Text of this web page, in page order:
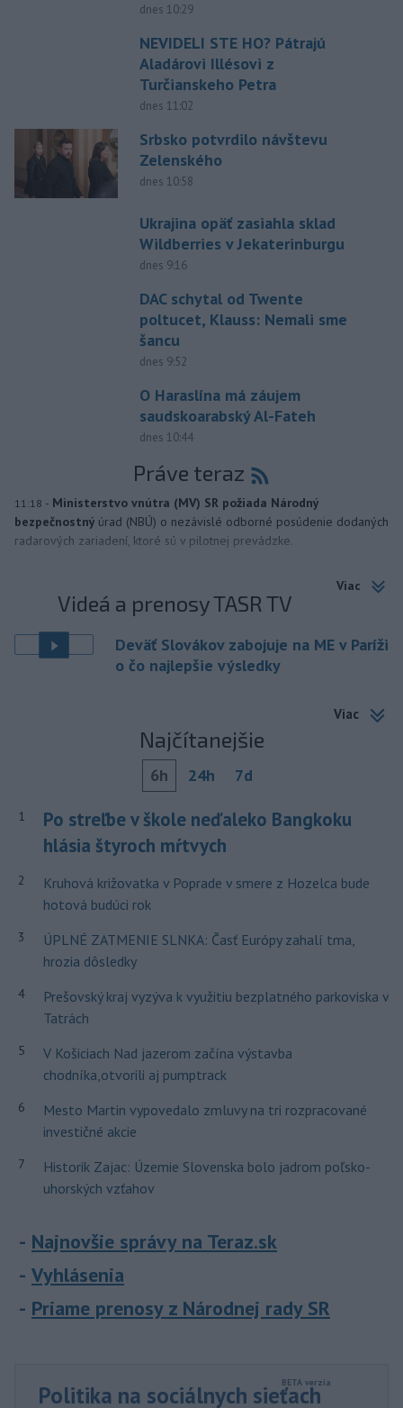
dnes 10:29
NEVIDELI STE HO? Pátrajú
Aladárovi Illésovi z
Turčianskeho Petra
dnes 11:02
Srbsko potvrdilo návštevu
Zelenského
dnes 10:58
Ukrajina opäť zasiahla sklad
Wildberries v Jekaterinburgu
dnes 9:16
DAC schytal od Twente
poltucet, Klauss: Nemali sme
šancu
dnes 9:52
O Haraslína má záujem
saudskoarabský Al-Fateh
dnes 10:44
Práve teraz
11:18 - Ministerstvo vnútra (MV) SR požiada Národný
bezpečnostný úrad (NBÚ) o nezávislé odborné posúdenie dodaných
radarových zariadení, ktoré sú v pilotnej prevádzke.
Viac
Videá a prenosy TASR TV
Deväť Slovákov zabojuje na ME v Paríži
o čo najlepšie výsledky
Viac
Najčítanejšie
6h 24h 7d
1
Po streľbe v škole neďaleko Bangkoku
hlásia štyroch mŕtvych
2
Kruhová križovatka v Poprade v smere z Hozelca bude
hotová budúci rok
3
ÚPLNÉ ZATMENIE SLNKA: Časť Európy zahalí tma,
hrozia dôsledky
4
Prešovský kraj vyzýva k využitiu bezplatného parkoviska v
Tatrách
5
V Košiciach Nad jazerom začína výstavba
chodníka,otvorili aj pumptrack
6
Mesto Martin vypovedalo zmluvy na tri rozpracované
investičné akcie
7
Historik Zajac: Územie Slovenska bolo jadrom poľsko-
uhorských vzťahov
Najnovšie správy na Teraz.sk
Vyhlásenia
Priame prenosy z Národnej rady SR
Politika na sociálnych sieťach